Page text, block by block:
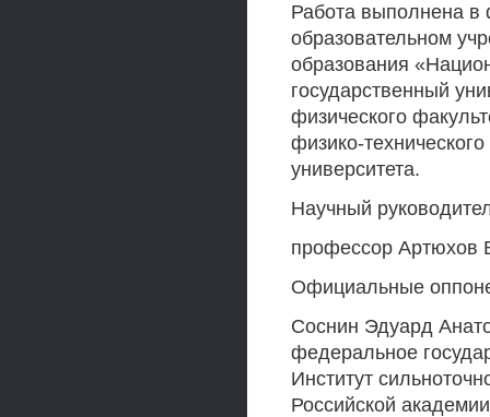
Работа выполнена в
образовательном
образования
государственный
физического
физико-
университета.
Научный
профессор Артюхов
Официальные
Соснин Эдуард
федеральное
Институт
Российской